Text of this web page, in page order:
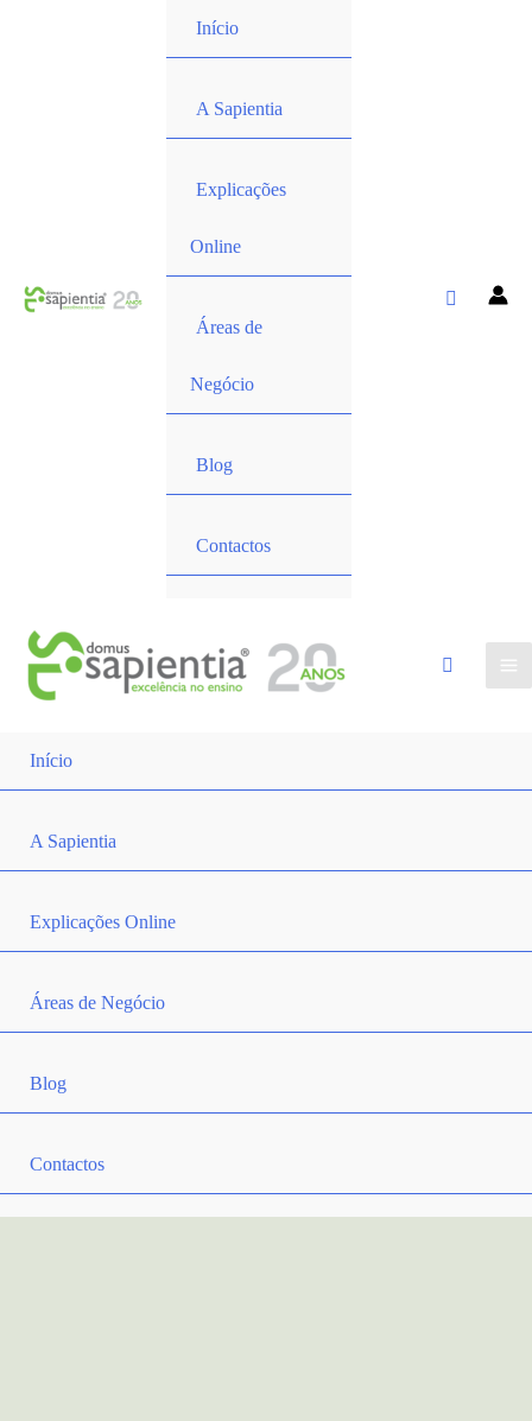
Início
A Sapientia
Explicações
Online
Áreas de
Negócio
Blog
Contactos
Início
A Sapientia
Explicações Online
Áreas de Negócio
Blog
Contactos